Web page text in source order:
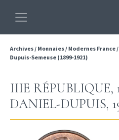
Archives/ Monnaies/ Modernes France/
Dupuis-Semeuse (1899-1921)
IIIE RÉPUBLIQUE,
DANIEL-DUPUIS,